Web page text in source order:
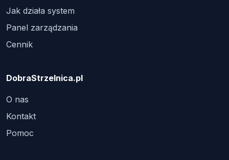
Jak działa system
Panel zarządzania
Cennik
DobraStrzelnica.pl
O nas
Kontakt
Pomoc